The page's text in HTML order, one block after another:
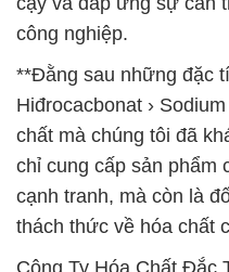
công nghiệp.
**Đằng sau những đặc
Hiđrocacbonat ›
chất mà chúng tôi đã
chỉ cung cấp sản
cạnh tranh, mà còn là
thách thức về hóa chất
Công Ty Hóa Chất Đắc